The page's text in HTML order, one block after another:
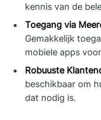
kennis van de
Toegang via
Gemakkelijk
mobiele apps
Robuuste
beschikbaar om
dat nodig is.